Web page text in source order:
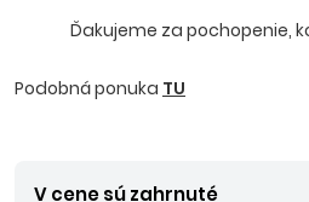
Ďakujeme za pochopenie,
Podobná ponuka TU
V cene sú zahrnuté